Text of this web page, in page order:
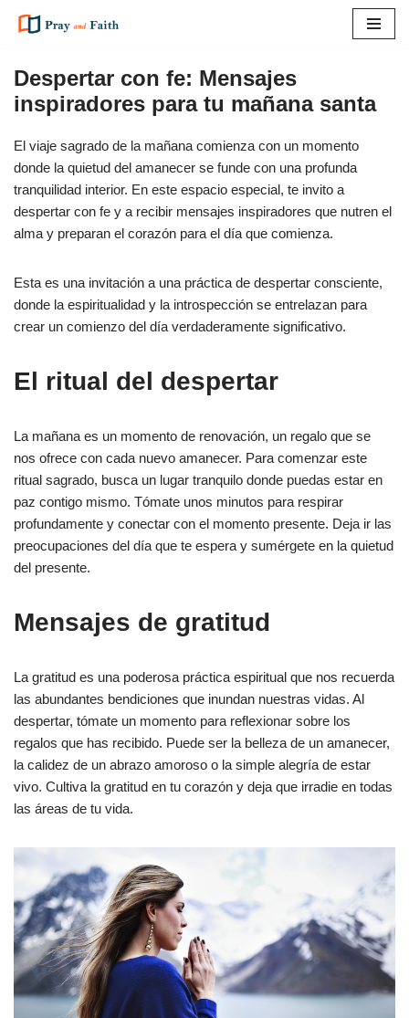
al
contenido
Despertar con fe: Mensajes
inspiradores para tu mañana santa
El viaje sagrado de la mañana comienza con un momento
donde la quietud del amanecer se funde con una profunda
tranquilidad interior. En este espacio especial, te invito a
despertar con fe y a recibir mensajes inspiradores que nutren el
alma y preparan el corazón para el día que comienza.
Esta es una invitación a una práctica de despertar consciente,
donde la espiritualidad y la introspección se entrelazan para
crear un comienzo del día verdaderamente significativo.
El ritual del despertar
La mañana es un momento de renovación, un regalo que se
nos ofrece con cada nuevo amanecer. Para comenzar este
ritual sagrado, busca un lugar tranquilo donde puedas estar en
paz contigo mismo. Tómate unos minutos para respirar
profundamente y conectar con el momento presente. Deja ir las
preocupaciones del día que te espera y sumérgete en la quietud
del presente.
Mensajes de gratitud
La gratitud es una poderosa práctica espiritual que nos recuerda
las abundantes bendiciones que inundan nuestras vidas. Al
despertar, tómate un momento para reflexionar sobre los
regalos que has recibido. Puede ser la belleza de un amanecer,
la calidez de un abrazo amoroso o la simple alegría de estar
vivo. Cultiva la gratitud en tu corazón y deja que irradie en todas
las áreas de tu vida.